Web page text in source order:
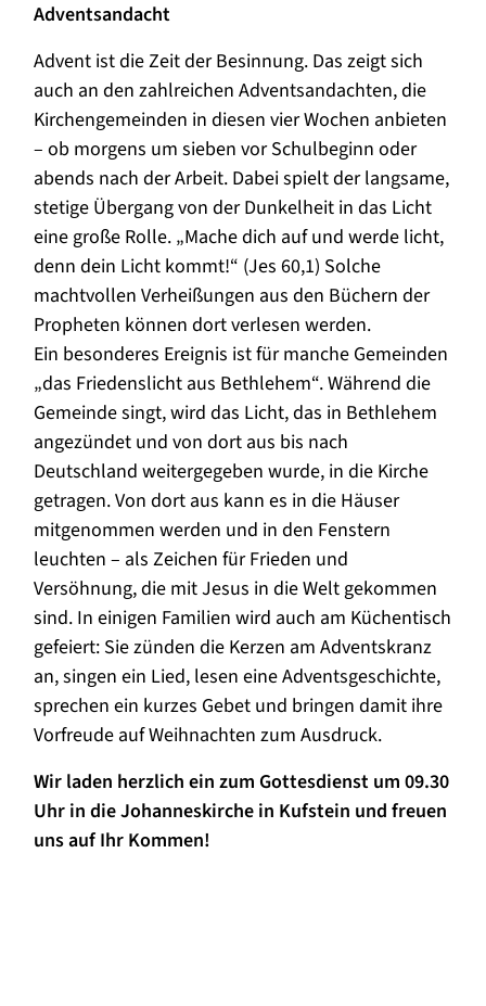
Adventsandacht
Advent ist die Zeit der Besinnung. Das zeigt sich
auch an den zahlreichen Adventsandachten, die
Kirchengemeinden in diesen vier Wochen anbieten
– ob morgens um sieben vor Schulbeginn oder
abends nach der Arbeit. Dabei spielt der langsame,
stetige Übergang von der Dunkelheit in das Licht
eine große Rolle. „Mache dich auf und werde licht,
denn dein Licht kommt!“ (Jes 60,1) Solche
machtvollen Verheißungen aus den Büchern der
Propheten können dort verlesen werden.
Ein besonderes Ereignis ist für manche Gemeinden
„das Friedenslicht aus Bethlehem“. Während die
Gemeinde singt, wird das Licht, das in Bethlehem
angezündet und von dort aus bis nach
Deutschland weitergegeben wurde, in die Kirche
getragen. Von dort aus kann es in die Häuser
mitgenommen werden und in den Fenstern
leuchten – als Zeichen für Frieden und
Versöhnung, die mit Jesus in die Welt gekommen
sind. In einigen Familien wird auch am Küchentisch
gefeiert: Sie zünden die Kerzen am Adventskranz
an, singen ein Lied, lesen eine Adventsgeschichte,
sprechen ein kurzes Gebet und bringen damit ihre
Vorfreude auf Weihnachten zum Ausdruck.
Wir laden herzlich ein zum Gottesdienst um 09.30
Uhr in die Johanneskirche in Kufstein und freuen
uns auf Ihr Kommen!